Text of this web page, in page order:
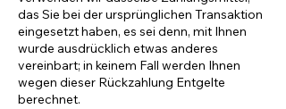
das Sie bei der ursprünglichen Transaktion
eingesetzt haben, es sei denn, mit Ihnen
wurde ausdrücklich etwas anderes
vereinbart; in keinem Fall werden Ihnen
wegen dieser Rückzahlung Entgelte
berechnet.